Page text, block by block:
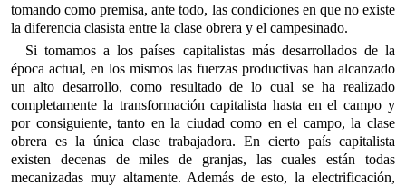
tomando como premisa, ante todo, las condiciones en que no existe
la diferencia clasista entre la clase obrera y el campesinado.
Si tomamos a los países capitalistas más desarrollados de la
época actual, en los mismos las fuerzas productivas han alcanzado
un alto desarrollo, como resultado de lo cual se ha realizado
completamente la transformación capitalista hasta en el campo y
por consiguiente, tanto en la ciudad como en el campo, la clase
obrera es la única clase trabajadora. En cierto país capitalista
existen decenas de miles de granjas, las cuales están todas
mecanizadas muy altamente. Además de esto, la electrificación,